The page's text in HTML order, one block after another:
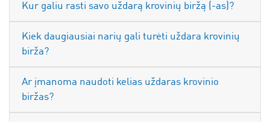
Kur galiu rasti savo uždarą krovinių biržą (-as)?
Kiek daugiausiai narių gali turėti uždara krovinių
birža?
Ar įmanoma naudoti kelias uždaras krovinio
biržas?